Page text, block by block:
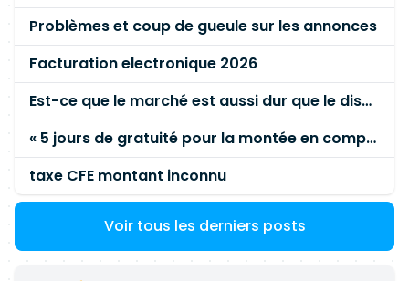
Problèmes et coup de gueule sur les annonces
Facturation electronique 2026
Est-ce que le marché est aussi dur que le disent les commerciaux ?
« 5 jours de gratuité pour la montée en compétence »
taxe CFE montant inconnu
Voir tous les derniers posts